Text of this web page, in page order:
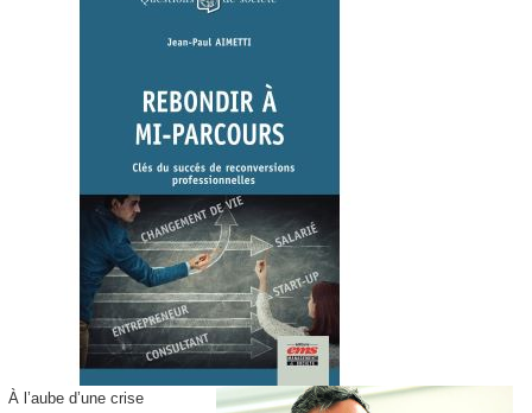
À l’aube d’une crise